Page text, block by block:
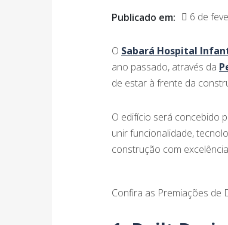
Publicado em: 6 de
O Sabará Hospital
ano passado, através da
de estar à frente da
O edifício será concebido
unir funcionalidade,
construção com
Confira as Premiações de